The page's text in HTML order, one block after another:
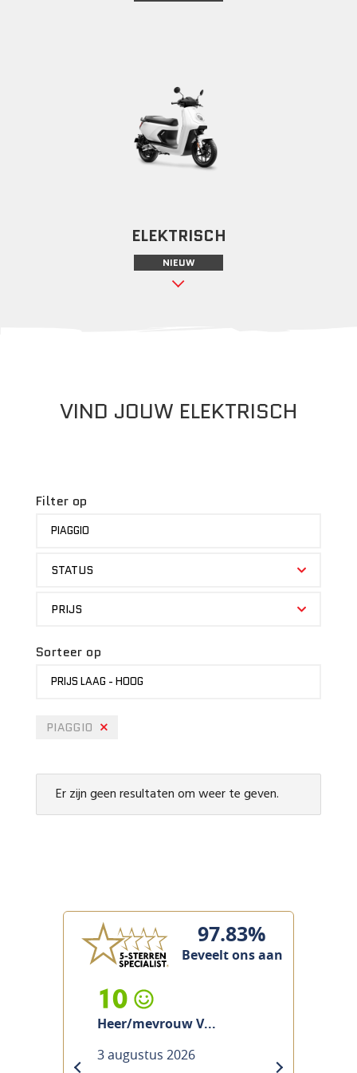
ELEKTRISCH
NIEUW
VIND JOUW ELEKTRISCH
Filter op
PIAGGIO
STATUS
PRIJS
Sorteer op
PRIJS LAAG - HOOG
PIAGGIO
Er zijn geen resultaten om weer te geven.
97.83%
Beveelt ons aan
9
Heer/mevrouw N...
31 juli 2026